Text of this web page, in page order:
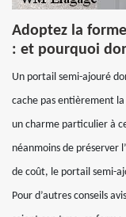
Adoptez la
: et pourquoi
Un portail semi-ajouré
cache pas entièrement
un charme particulier à
néanmoins de préserver
de coût, le portail semi-
Pour d’autres conseils